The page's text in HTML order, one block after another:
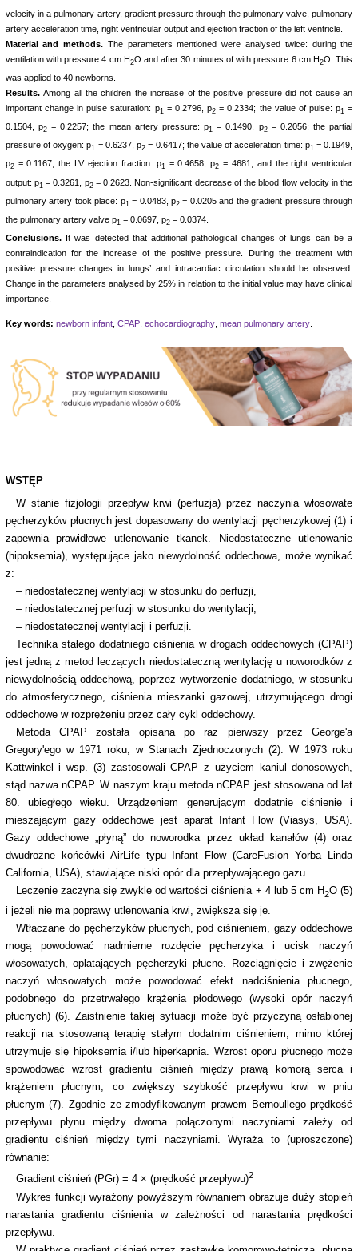
velocity in a pulmonary artery, gradient pressure through the pulmonary valve, pulmonary
artery acceleration time, right ventricular output and ejection fraction of the left ventricle.
Material and methods. The parameters mentioned were analysed twice: during the
ventilation with pressure 4 cm H2O and after 30 minutes of with pressure 6 cm H2O. This
was applied to 40 newborns.
Results.Among all the children the increase of the positive pressure did not cause an
important change in pulse saturation: p1 = 0.2796, p2= 0.2334; the value of pulse: p1=
0.1504, p2= 0.2257; the mean artery pressure: p1= 0.1490, p2 = 0.2056; the partial
pressure of oxygen: p1 = 0.6237, p2= 0.6417; the value of acceleration time: p1= 0.1949,
p2 = 0.1167; the LV ejection fraction: p1 = 0.4658, p2= 4681; and the right ventricular
output: p1= 0.3261, p2 = 0.2623. Non-significant decrease of the blood flow velocity in the
pulmonary artery took place: p1= 0.0483, p2= 0.0205 and the gradient pressure through
the pulmonary artery valve p1 = 0.0697, p2 = 0.0374.
Conclusions.It was detected that additional pathological changes of lungs can be a
contraindication for the increase of the positive pressure. During the treatment with
positive pressure changes in lungs’ and intracardiac circulation should be observed.
Change in the parameters analysed by 25% in relation to the initial value may have clinical
importance.
Key words: newborn infant, CPAP, echocardiography, mean pulmonary artery.
WSTĘP
W stanie fizjologii przepływ krwi (perfuzja) przez naczynia włosowate
pęcherzyków płucnych jest dopasowany do wentylacji pęcherzykowej (1) i
zapewnia prawidłowe utlenowanie tkanek. Niedostateczne utlenowanie
(hipoksemia), występujące jako niewydolność oddechowa, może wynikać
z:
– niedostatecznej wentylacji w stosunku do perfuzji,
– niedostatecznej perfuzji w stosunku do wentylacji,
– niedostatecznej wentylacji i perfuzji.
Technika stałego dodatniego ciśnienia w drogach oddechowych (CPAP)
jest jedną z metod leczących niedostateczną wentylację u noworodków z
niewydolnością oddechową, poprzez wytworzenie dodatniego, w stosunku
do atmosferycznego, ciśnienia mieszanki gazowej, utrzymującego drogi
oddechowe w rozprężeniu przez cały cykl oddechowy.
Metoda CPAP została opisana po raz pierwszy przez George'a
Gregory'ego w 1971 roku, w Stanach Zjednoczonych (2). W 1973 roku
Kattwinkel i wsp. (3) zastosowali CPAP z użyciem kaniul donosowych,
stąd nazwa nCPAP. W naszym kraju metoda nCPAP jest stosowana od lat
80. ubiegłego wieku. Urządzeniem generującym dodatnie ciśnienie i
mieszającym gazy oddechowe jest aparat Infant Flow (Viasys, USA).
Gazy oddechowe „płyną” do noworodka przez układ kanałów (4) oraz
dwudrożne końcówki AirLife typu Infant Flow (CareFusion Yorba Linda
California, USA), stawiające niski opór dla przepływającego gazu.
Leczenie zaczyna się zwykle od wartości ciśnienia + 4 lub 5 cm H2O (5)
i jeżeli nie ma poprawy utlenowania krwi, zwiększa się je.
Wtłaczane do pęcherzyków płucnych, pod ciśnieniem, gazy oddechowe
mogą powodować nadmierne rozdęcie pęcherzyka i ucisk naczyń
włosowatych, oplatających pęcherzyki płucne. Rozciągnięcie i zwężenie
naczyń włosowatych może powodować efekt nadciśnienia płucnego,
podobnego do przetrwałego krążenia płodowego (wysoki opór naczyń
płucnych) (6). Zaistnienie takiej sytuacji może być przyczyną osłabionej
reakcji na stosowaną terapię stałym dodatnim ciśnieniem, mimo której
utrzymuje się hipoksemia i/lub hiperkapnia. Wzrost oporu płucnego może
spowodować wzrost gradientu ciśnień między prawą komorą serca i
krążeniem płucnym, co zwiększy szybkość przepływu krwi w pniu
płucnym (7). Zgodnie ze zmodyfikowanym prawem Bernoullego prędkość
przepływu płynu między dwoma połączonymi naczyniami zależy od
gradientu ciśnień między tymi naczyniami. Wyraża to (uproszczone)
równanie:
Gradient ciśnień (PGr) = 4 × (prędkość przepływu)2
Wykres funkcji wyrażony powyższym równaniem obrazuje duży stopień
narastania gradientu ciśnienia w zależności od narastania prędkości
przepływu.